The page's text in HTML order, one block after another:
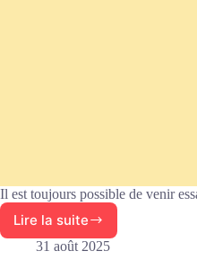
Il est toujours possible de venir
Lire la suiteRandonnée
pédestre.
31 août 2025